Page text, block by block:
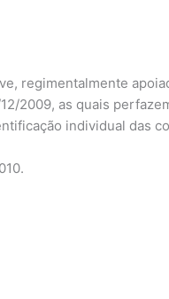
regimentalmente
2009, as quais
individual das